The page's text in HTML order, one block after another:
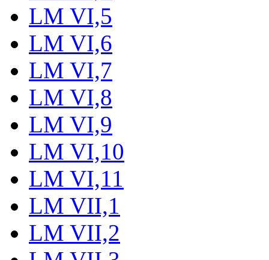
LM VI,5
LM VI,6
LM VI,7
LM VI,8
LM VI,9
LM VI,10
LM VI,11
LM VII,1
LM VII,2